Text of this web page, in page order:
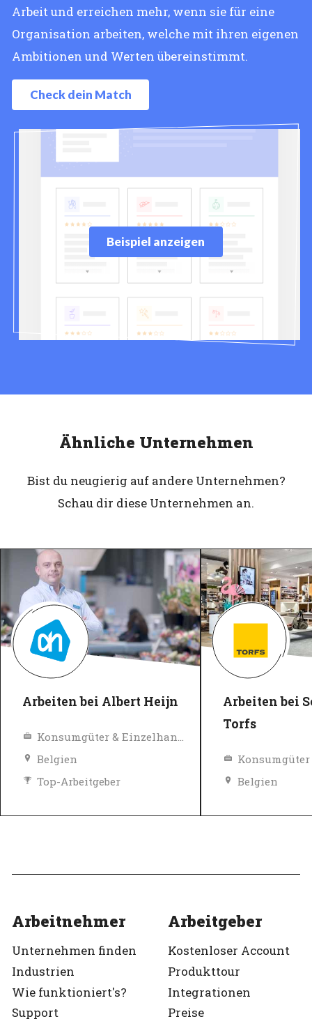
Arbeit und erreichen mehr, wenn sie für eine
Organisation arbeiten, welche mit ihren eigenen
Ambitionen und Werten übereinstimmt.
Check dein Match
Beispiel anzeigen
Ähnliche Unternehmen
Bist du neugierig auf andere Unternehmen?
Schau dir diese Unternehmen an.
Arbeiten bei Albert Heijn
Belgien
Top-Arbeitgeber
Arbeiten bei
Torfs
Belgien
Arbeitnehmer
Unternehmen finden
Industrien
Wie funktioniert's?
Support
Arbeitgeber
Kostenloser Account
Produkttour
Integrationen
Preise